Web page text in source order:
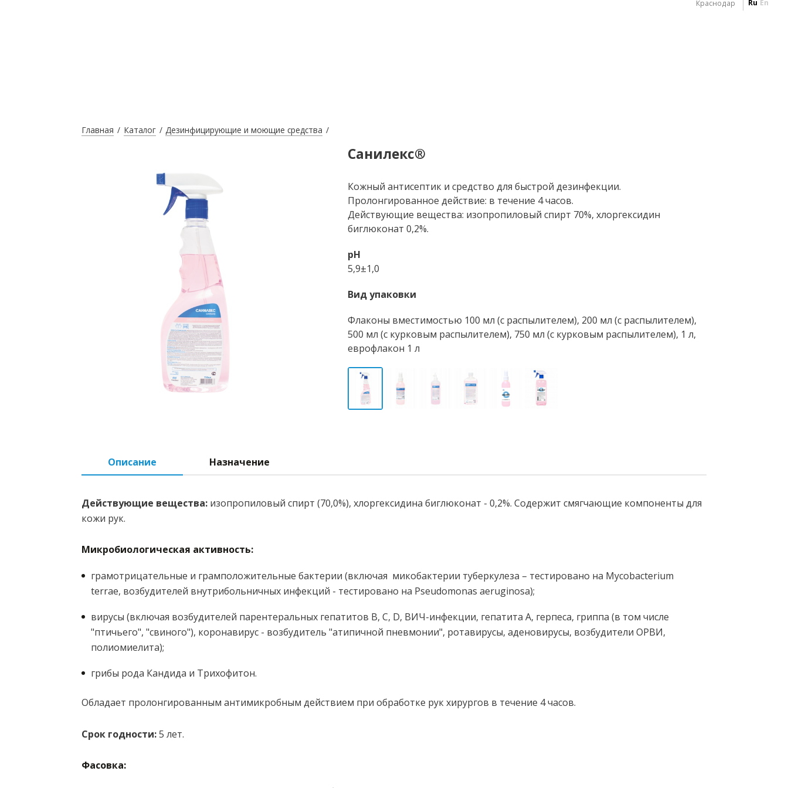
Краснодар Ru En
Главная Каталог Дезинфицирующие и моющие средства
Санилекс®
Кожный антисептик и средство для быстрой дезинфекции.
Пролонгированное действие: в течение 4 часов.
Действующие вещества: изопропиловый спирт 70%, хлоргексидин
биглюконат 0,2%.
pH
5,9±1,0
Вид упаковки
Флаконы вместимостью 100 мл (с распылителем), 200 мл (с распылителем),
500 мл (с курковым распылителем), 750 мл (с курковым распылителем), 1 л,
еврофлакон 1 л
Описание Назначение
Действующие вещества: изопропиловый спирт (70,0%), хлоргексидина биглюконат - 0,2%. Содержит смягчающие компоненты для
кожи рук.
Микробиологическая активность:
грамотрицательные и грамположительные бактерии (включая микобактерии туберкулеза – тестировано на Mycobacterium
terrae, возбудителей внутрибольничных инфекций - тестировано на Pseudomonas aeruginosa);
вирусы (включая возбудителей парентеральных гепатитов В, С, D, ВИЧ-инфекции, гепатита А, герпеса, гриппа (в том числе
"птичьего", "свиного"), коронавирус - возбудитель "атипичной пневмонии", ротавирусы, аденовирусы, возбудители ОРВИ,
полиомиелита);
грибы рода Кандида и Трихофитон.
Обладает пролонгированным антимикробным действием при обработке рук хирургов в течение 4 часов.
Срок годности:5 лет.
Фасовка: